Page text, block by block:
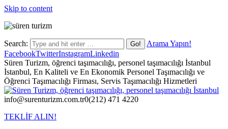
Skip to content
Search:
Arama Yapın!
FacebookTwitterInstagramLinkedin
Süren Turizm, öğrenci taşımacılığı, personel taşımacılığı İstanbul
İstanbul, En Kaliteli ve En Ekonomik Personel Taşımacılığı ve
Öğrenci Taşımacılığı Firması, Servis Taşımacılığı Hizmetleri
info@surenturizm.com.tr0(212) 471 4220
TEKLİF ALIN!